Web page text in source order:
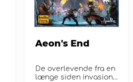
Aeon's End
De overlevende fra en
længe siden invasion